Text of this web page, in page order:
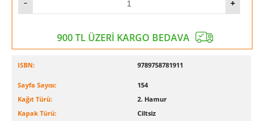
900 TL ÜZERİ KARGO BEDAVA
ISBN: 9789758781911
Sayfa Sayısı:
154
Kağıt Türü:
2. Hamur
Kapak Türü:
Ciltsiz